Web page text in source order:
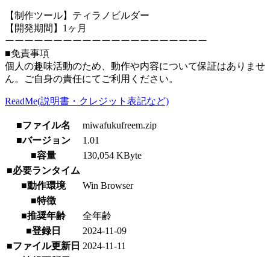
【制作ツール】ティラノビルダー
【開発期間】1ヶ月
ーーーーーーーーーーーーーーーーーーーーー
■免責事項
個人の趣味活動のため、動作や内容について保証はありませ
ん。ご自身の責任にてご利用ください。
ReadMe(説明書・クレジット表記など)
■ファイル名
miwafukufreem.zip
■バージョン
1.01
■容量
130,054 KByte
■必要ランタイム
■動作環境
Win Browser
■特徴
■推奨年齢
全年齢
■登録日
2024-11-09
■ファイル更新日 2024-11-11